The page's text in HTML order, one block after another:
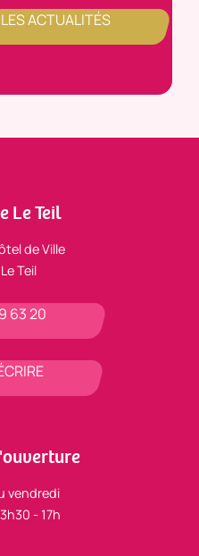
ACTUALITÉS
Le Teil
de Ville
Teil
63 20
vendredi
- 17h